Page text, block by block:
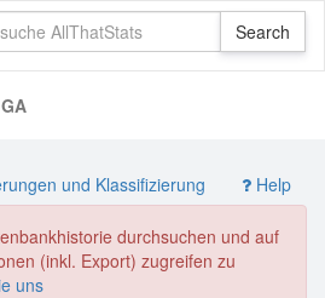
und Klassifizierung Help
durchsuchen und auf
(inkl. Export) zugreifen zu
uns